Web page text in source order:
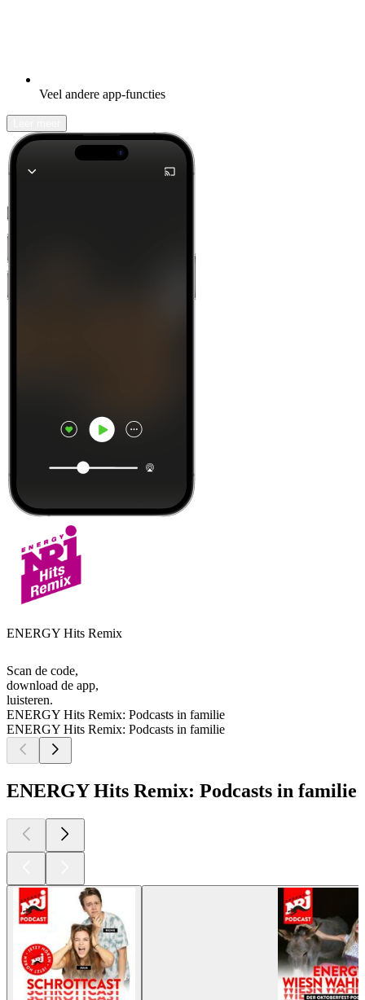
Veel andere app-functies
ENERGY Hits Remix
Scan de code,
download de app,
luisteren.
ENERGY Hits Remix: Podcasts in familie
ENERGY Hits Remix: Podcasts in familie
ENERGY Hits Remix: Podcasts in familie